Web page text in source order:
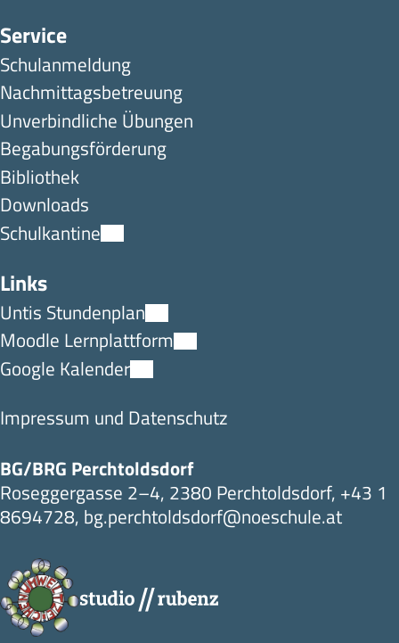
Service
Schulanmeldung
Nachmittagsbetreuung
Unverbindliche Übungen
Begabungsförderung
Bibliothek
Downloads
Schulkantine
Links
Untis Stundenplan
Moodle Lernplattform
Google Kalender
Impressum und Datenschutz
BG/BRG Perchtoldsdorf
Roseggergasse 2–4, 2380 Perchtoldsdorf, +43 1
8694728, bg.perchtoldsdorf@noeschule.at